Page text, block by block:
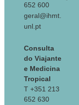
652 600
geral@ihmt.
unl.pt
Consulta
do Viajante
e Medicina
Tropical
T +351 213
652 630